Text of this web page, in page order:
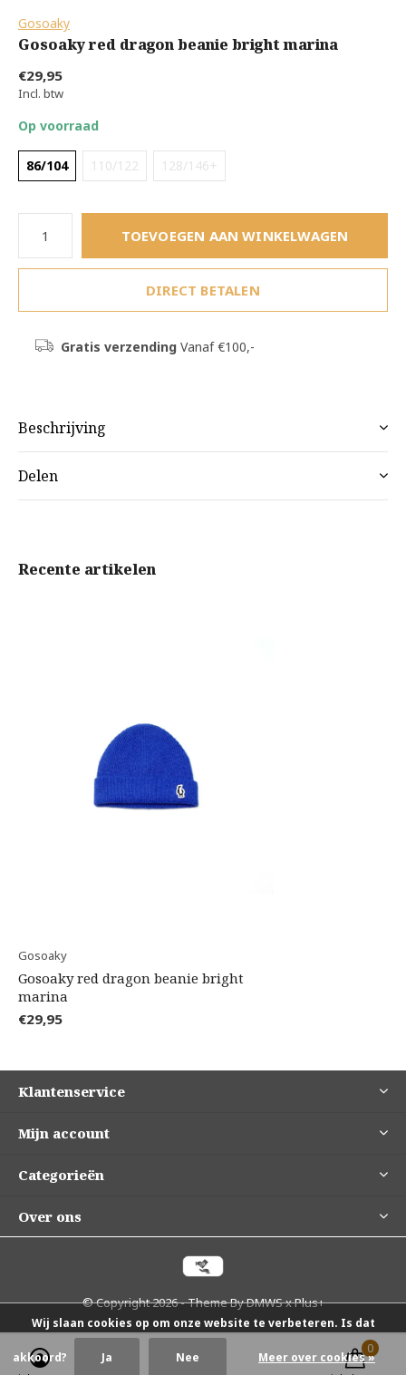
Gosoaky
Gosoaky red dragon beanie bright marina
€29,95
Incl. btw
Op voorraad
86/104 110/122 128/146+
TOEVOEGEN AAN WINKELWAGEN
DIRECT BETALEN
Gratis verzendingVanaf €100,-
Beschrijving
Delen
Recente artikelen
Gosoaky
Gosoaky red dragon beanie bright
marina
€29,95
Klantenservice
Mijn account
Categorieën
Over ons
© Copyright2026- Theme ByDMWSxPlus+
0
Wij slaan cookies op om onze website te verbeteren. Is dat
akkoord? Ja Nee Meer over cookies »